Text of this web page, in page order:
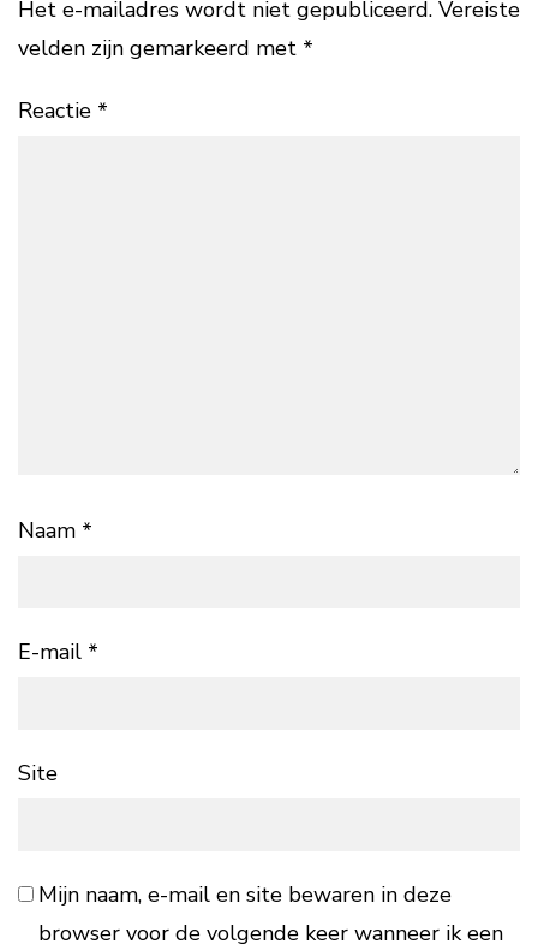
Het e-mailadres wordt niet gepubliceerd. Vereiste
velden zijn gemarkeerd met *
Reactie *
Naam *
E-mail *
Site
Mijn naam, e-mail en site bewaren in deze
browser voor de volgende keer wanneer ik een